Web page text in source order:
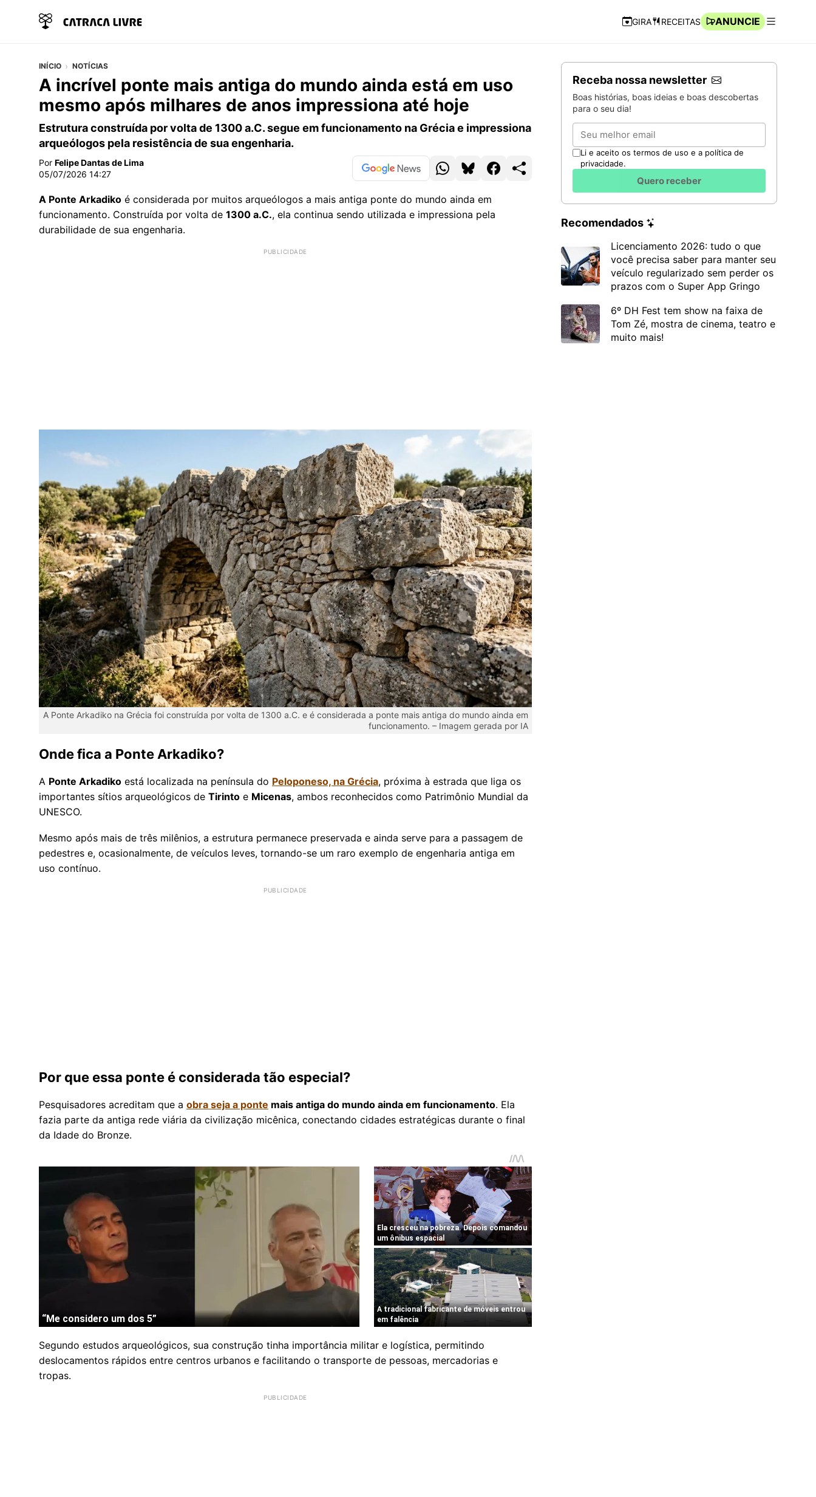
Navegação Rápida
GIRA RECEITAS
ANUNCIE
INÍCIO NOTÍCIAS
A incrível ponte mais antiga do mundo ainda está em uso
mesmo após milhares de anos impressiona até hoje
Estrutura construída por volta de 1300 a.C. segue em funcionamento na Grécia e impressiona
arqueólogos pela resistência de sua engenharia.
Por Felipe Dantas de Lima
05/07/2026 14:27
A Ponte Arkadiko é considerada por muitos arqueólogos a mais antiga ponte do mundo ainda em
funcionamento. Construída por volta de 1300 a.C., ela continua sendo utilizada e impressiona pela
durabilidade de sua engenharia.
A Ponte Arkadiko na Grécia foi construída por volta de 1300 a.C. e é considerada a ponte mais antiga do mundo ainda em
funcionamento. – Imagem gerada por IA
Onde fica a Ponte Arkadiko?
A Ponte Arkadiko está localizada na península do Peloponeso, na Grécia, próxima à estrada que liga os
importantes sítios arqueológicos de Tirinto e Micenas, ambos reconhecidos como Patrimônio Mundial da
UNESCO.
Mesmo após mais de três milênios, a estrutura permanece preservada e ainda serve para a passagem de
pedestres e, ocasionalmente, de veículos leves, tornando-se um raro exemplo de engenharia antiga em
uso contínuo.
Por que essa ponte é considerada tão especial?
Pesquisadores acreditam que a obra seja a ponte mais antiga do mundo ainda em funcionamento. Ela
fazia parte da antiga rede viária da civilização micênica, conectando cidades estratégicas durante o final
da Idade do Bronze.
Segundo estudos arqueológicos, sua construção tinha importância militar e logística, permitindo
deslocamentos rápidos entre centros urbanos e facilitando o transporte de pessoas, mercadorias e
tropas.
Receba nossa newsletter
Boas histórias, boas ideias e boas descobertas
para o seu dia!
Email
Li e aceito os termos de uso e a política de
privacidade.
Quero receber
Recomendados
Licenciamento 2026: tudo o que
você precisa saber para manter seu
veículo regularizado sem perder os
prazos com o Super App Gringo
6º DH Fest tem show na faixa de
Tom Zé, mostra de cinema, teatro e
muito mais!